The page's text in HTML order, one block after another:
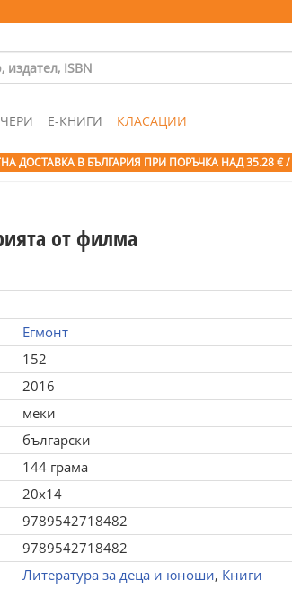
Е-КНИГИ КЛАСАЦИИ
ДОСТАВКА В БЪЛГАРИЯ ПРИ ПОРЪЧКА НАД 35.28 €
от филма
Егмонт
152
2016
меки
български
144 грама
20x14
9789542718482
9789542718482
Литература за деца и юноши, Книги